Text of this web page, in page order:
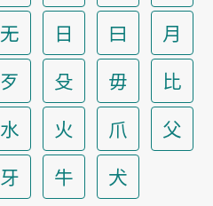
无 日 曰
月
歹 殳 毋
比
水 火 爪
父
牙 牛 犬